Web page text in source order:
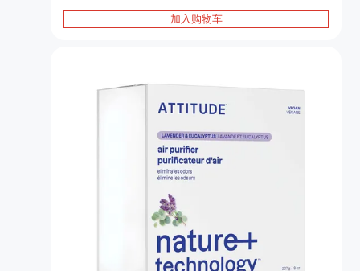
加入购物车